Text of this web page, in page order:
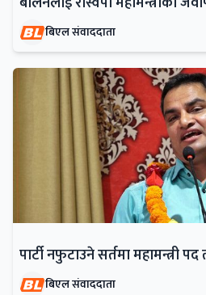
बिएल संवाददाता
पार्टी नफुटाउने सर्तमा महामन्त्री पद
बिएल संवाददाता